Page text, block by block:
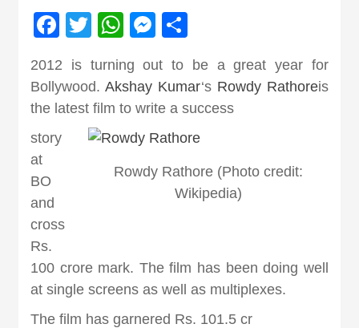
news,
Facebook
Twitter
WhatsApp
Messenger
2012 is turning out to be a great year for
Bollywood.Akshay Kumar‘s Rowdy Rathoreis
the latest film to write a success
Rowdy Rathore (Photo credit:
Wikipedia)
story
at
BO
and
cross
Rs.
100 crore mark. The film has been doing well
at single screens as well as multiplexes.
The film has garnered Rs. 101.5 cr